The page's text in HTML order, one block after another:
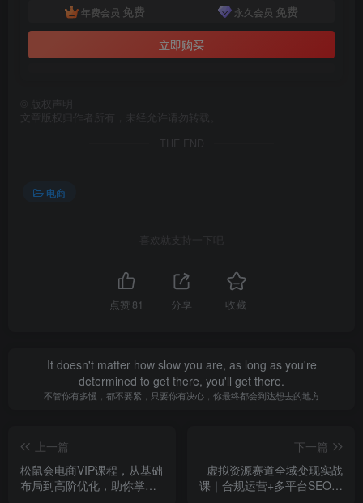
年费会员 免费 永久会员 免费
立即购买
版权声明
文章版权归作者所有，未经允许请勿转载。
THE END
电商
喜欢就支持一下吧
点赞 81 分享 收藏
It doesn't matter how slow you are, as long as you're
determined to get there, you'll get there.
不管你有多慢，都不要紧，只要你有决心，你最终都会到达想去的地方
上一篇
松鼠会电商VIP课程，从基础
布局到高阶优化，助你掌握
下一篇
虚拟资源赛道全域变现实战
课｜合规运营+多平台SEO引